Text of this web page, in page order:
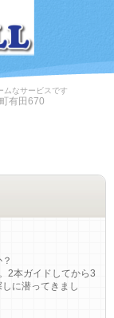
なサービスです
有田670
2本ガイドしてから3
に潜ってきまし